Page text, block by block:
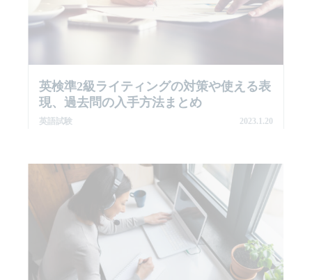
英検準2級ライティングの対策や使える表
現、過去問の入手方法まとめ
英語試験 2023.1.20